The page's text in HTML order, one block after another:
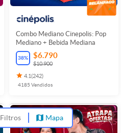
Combo Mediano Cinepolis: Pop
Mediano + Bebida Mediana
38% $6.790
$10.900
4.1(242)
4185 Vendidos
Filtros Mapa